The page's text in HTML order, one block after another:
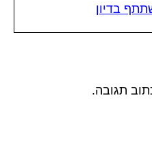
בדיון
תגובה.